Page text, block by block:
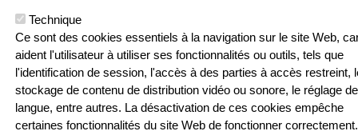
KANBO
T: 05 59 52 49
24 | F: 05 59
52 88 87
Sarean
Technique
Ce sont des cookies essentiels à la navigation sur le site Web,
aident l'utilisateur à utiliser ses fonctionnalités ou outils, tels que
l'identification de session, l'accès à des parties à accès restreint,
stockage de contenu de distribution vidéo ou sonore, le réglage
langue, entre autres. La désactivation de ces cookies empêche
certaines fonctionnalités du site Web de fonctionner correctement.